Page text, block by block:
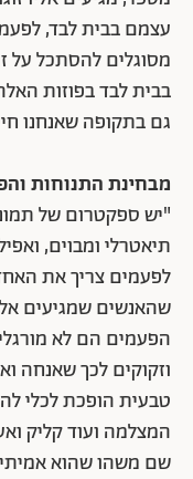
עצמם בבית לבד,
מסוגלים להסתכל על
בבית לבד בפוזות
גם בתקופה שאנחנו
מבחינת התנוחות
"יש ספקטרום של
תיאטרלי ומבוים,
לפעמים צריך את האחד
שהאנשים שמגיעים
הפעמים הם לא
וזקוקים לכך שאנחה
טבעית הופכת לכלי
המצלמה ועוד קליק
שם משהו שהוא אמיתי